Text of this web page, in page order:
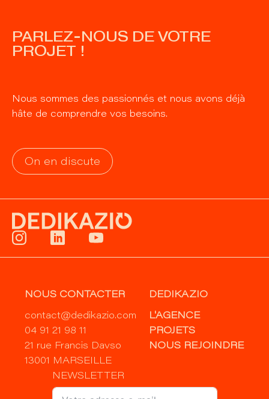
PARLEZ-NOUS DE VOTRE
PROJET !
Nous sommes des passionnés et nous avons déjà
hâte de comprendre vos besoins.
On en discute
NOUS CONTACTER
contact@dedikazio.com
04 91 21 98 11
21 rue Francis Davso
13001 MARSEILLE
DEDIKAZIO
L'AGENCE
PROJETS
NOUS REJOINDRE
NEWSLETTER